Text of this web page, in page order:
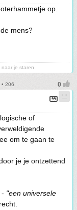
op.
mens?
je staren
206
of
om te gaan te
je je ontzettend
"een universele